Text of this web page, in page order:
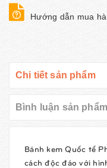
Hướng dẫn mua
Chi tiết sản phẩm
Bình luận sản phẩm
Bánh kem Quốc tế
cách độc đáo với